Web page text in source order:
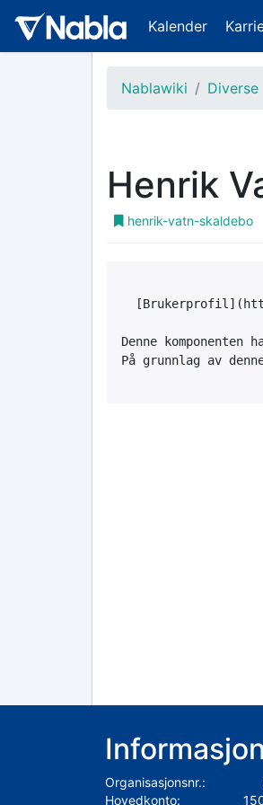
Kalender
Nablawiki Diverse
Henrik
henrik-vatn-skaldebo
Denne
Informasjon
Organisasjonsnr.:
Hovedkonto: